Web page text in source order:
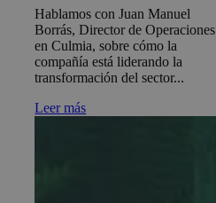
Hablamos con Juan Manuel
Borrás, Director de Operaciones
en Culmia, sobre cómo la
compañía está liderando la
transformación del sector...
Leer más